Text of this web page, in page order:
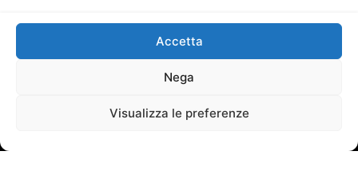
Accetta
Nega
Visualizza le preferenze
Main partner
Testata giornalistica registrata presso il Tribunale di